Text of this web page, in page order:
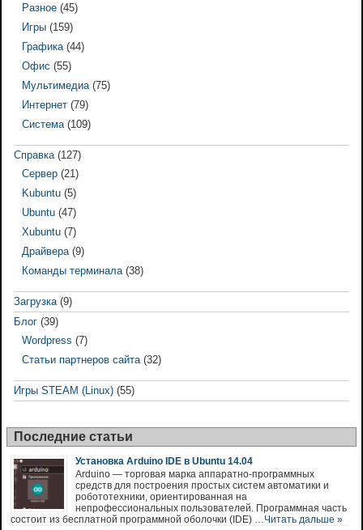
Разное (45)
Игры (159)
Графика (44)
Офис (55)
Мультимедиа (75)
Интернет (79)
Система (109)
Справка (127)
Сервер (21)
Kubuntu (5)
Ubuntu (47)
Xubuntu (7)
Драйвера (9)
Команды терминала (38)
Загрузка (9)
Блог (39)
Wordpress (7)
Статьи партнеров сайта (32)
Игры STEAM (Linux) (55)
Последние статьи
Установка Arduino IDE в Ubuntu 14.04
Arduino — торговая марка аппаратно-программных
средств для построения простых систем автоматики и
робототехники, ориентированная на
непрофессиональных пользователей. Программная часть
состоит из бесплатной программной оболочки (IDE) … Читать дальше »